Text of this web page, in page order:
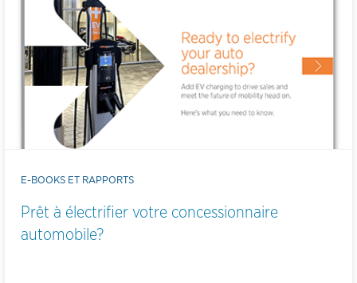
E-BOOKS ET RAPPORTS
Prêt à électrifier votre concessionnaire
automobile?